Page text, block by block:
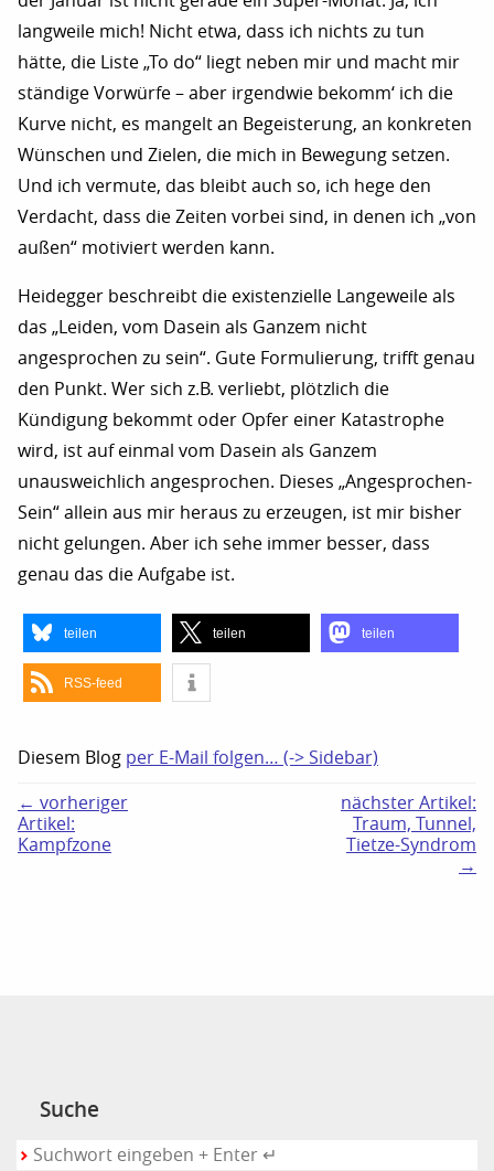
langweile mich! Nicht etwa, dass ich nichts zu tun
hätte, die Liste „To do“ liegt neben mir und macht mir
ständige Vorwürfe – aber irgendwie bekomm‘ ich die
Kurve nicht, es mangelt an Begeisterung, an konkreten
Wünschen und Zielen, die mich in Bewegung setzen.
Und ich vermute, das bleibt auch so, ich hege den
Verdacht, dass die Zeiten vorbei sind, in denen ich „von
außen“ motiviert werden kann.
Heidegger beschreibt die existenzielle Langeweile als
das „Leiden, vom Dasein als Ganzem nicht
angesprochen zu sein“. Gute Formulierung, trifft genau
den Punkt. Wer sich z.B. verliebt, plötzlich die
Kündigung bekommt oder Opfer einer Katastrophe
wird, ist auf einmal vom Dasein als Ganzem
unausweichlich angesprochen. Dieses „Angesprochen-
Sein“ allein aus mir heraus zu erzeugen, ist mir bisher
nicht gelungen. Aber ich sehe immer besser, dass
genau das die Aufgabe ist.
teilen teilen teilen
RSS-feed
Diesem Blog per E-Mail folgen… (-> Sidebar)
← vorheriger
Artikel:
Kampfzone
nächster Artikel:
Traum, Tunnel,
Tietze-Syndrom
→
Suche